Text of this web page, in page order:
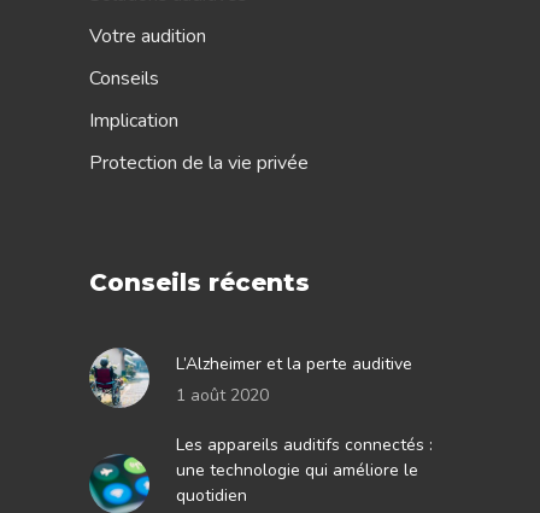
Votre audition
Conseils
Implication
Protection de la vie privée
Conseils récents
L’Alzheimer et la perte auditive
1 août 2020
Les appareils auditifs connectés :
une technologie qui améliore le
quotidien